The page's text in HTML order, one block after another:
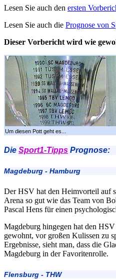
Lesen Sie auch den ersten
Lesen Sie auch die Prognose von
Dieser Vorbericht wird wie
Um diesen Pott geht es...
Die Sport1-Tipps Prognose:
Magdeburg - Hamburg
Der HSV hat den Heimvorteil auf
Arena so gut wie das Team von
Pascal Hens für einen
Magdeburg hingegen hat den
gewohnt, vor großen Kulissen zu
Ergebnisse, sieht man, dass die
Magdeburg in der Favoritenrolle.
Flensburg - THW